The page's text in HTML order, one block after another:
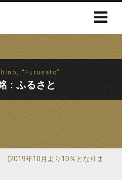
“Furusato”
ふるさと
(2019年10月より10％となりま